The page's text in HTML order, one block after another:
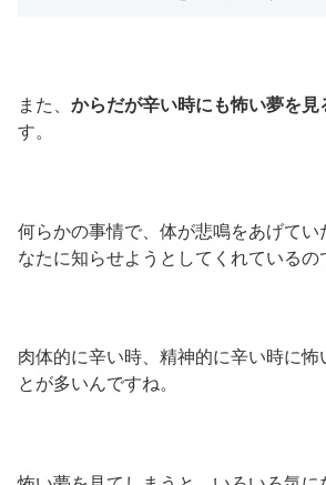
また、 からだが辛い時にも怖い夢を見
す。
何らかの事情で、体が悲鳴をあげてい
なたに知らせようとしてくれているの
肉体的に辛い時、精神的に辛い時に怖
とが多いんですね。